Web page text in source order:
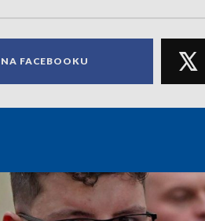
FACEBOOKU